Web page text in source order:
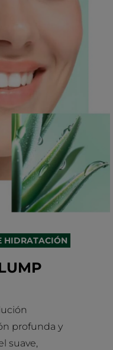
HIDRATACIÓN
profunda y
suave,